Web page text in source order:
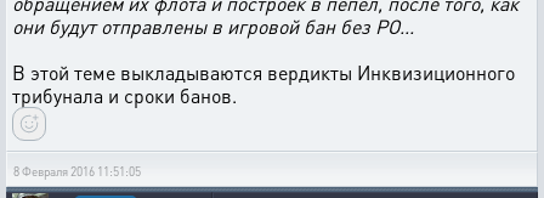
они будут отправлены в игровой бан без РО...
В этой теме выкладываются вердикты Инквизиционного
трибунала и сроки банов.
8 Февраля 2016 11:51:05